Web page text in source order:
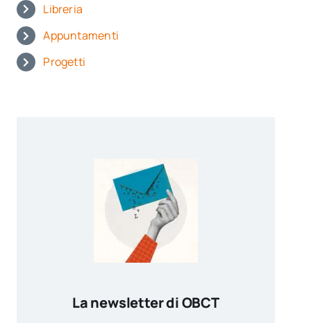
Libreria
Appuntamenti
Progetti
La newsletter di OBCT